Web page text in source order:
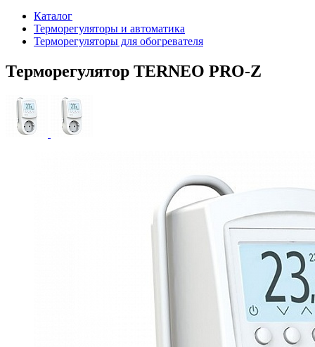
Каталог
Терморегуляторы и автоматика
Терморегуляторы для обогревателя
Терморегулятор TERNEO PRO-Z